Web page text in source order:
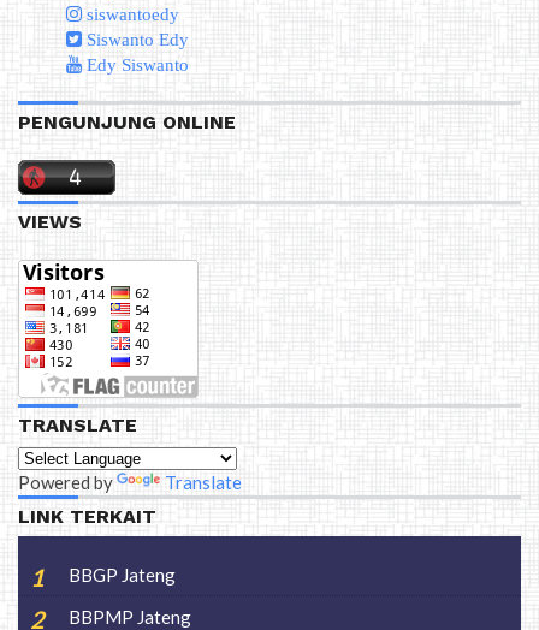
siswantoedy
Siswanto Edy
Edy Siswanto
PENGUNJUNG ONLINE
VIEWS
TRANSLATE
Powered by Translate
LINK TERKAIT
BBGP Jateng
BBPMP Jateng